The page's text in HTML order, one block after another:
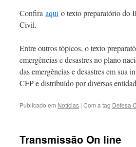
Confira aqui o texto preparatório do
Civil.
Entre outros tópicos, o texto
emergências e desastres no plano
das emergências e desastres em sua
CFP e distribuído por diversas
Publicado em Notícias | Com a tag Defesa
Transmissão On line